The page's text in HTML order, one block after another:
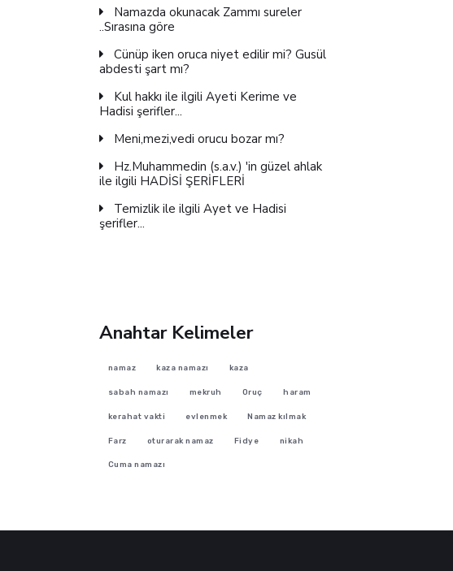
Namazda okunacak Zammı sureler
..Sırasına göre
Cünüp iken oruca niyet edilir mi? Gusül
abdesti şart mı?
Kul hakkı ile ilgili Ayeti Kerime ve
Hadisi şerifler...
Meni,mezi,vedi orucu bozar mı?
Hz.Muhammedin (s.a.v.) 'in güzel ahlak
ile ilgili HADİSİ ŞERİFLERİ
Temizlik ile ilgili Ayet ve Hadisi
şerifler...
Anahtar Kelimeler
namaz kaza namazı kaza
sabah namazı mekruh Oruç haram
kerahat vakti evlenmek Namaz kılmak
Farz oturarak namaz Fidye nikah
Cuma namazı